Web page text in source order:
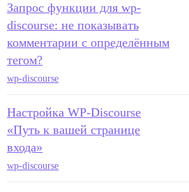
Запрос функции для wp-
discourse: не показывать
комментарии с определённым
тегом?
wp-discourse
Настройка WP-Discourse
«Путь к вашей странице
входа»
wp-discourse